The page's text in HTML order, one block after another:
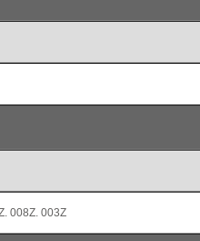
008Z. 003Z